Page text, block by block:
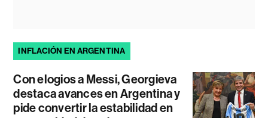
INFLACIÓN EN ARGENTINA
Con elogios a Messi, Georgieva
destaca avances en Argentina y
pide convertir la estabilidad en